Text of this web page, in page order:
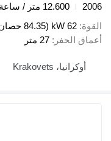
2006
12.600 متر / ساعة
القوة 62 kW (84.35 حصان)
أعماق الحفر
27 متر
أوكرانيا، Krakovets